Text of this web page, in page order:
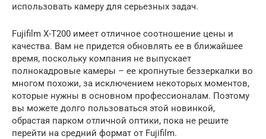
использовать камеру для серьезных задач.
Fujifilm X-T200 имеет отличное соотношение цены и
качества. Вам не придется обновлять ее в ближайшее
время, поскольку компания не выпускает
полнокадровые камеры – ее кропнутые беззеркалки во
многом похожи, за исключением некоторых моментов,
которые нужны в основном профессионалам. Поэтому
вы можете долго пользоваться этой новинкой,
обрастая парком отличной оптики, пока не решите
перейти на средний формат от Fujifilm.